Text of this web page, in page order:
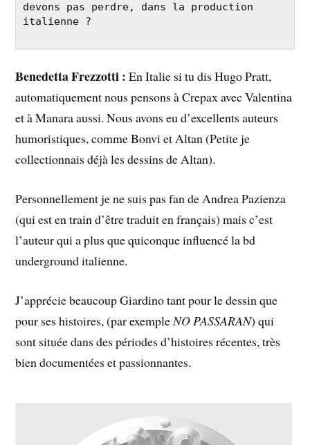
devons pas perdre, dans la production
italienne ?
Benedetta Frezzotti : En Italie si tu dis Hugo Pratt,
automatiquement nous pensons à Crepax avec Valentina
et à Manara aussi. Nous avons eu d’excellents auteurs
humoristiques, comme Bonvi et Altan (Petite je
collectionnais déjà les dessins de Altan).
Personnellement je ne suis pas fan de Andrea Pazienza
(qui est en train d’être traduit en français) mais c’est
l’auteur qui a plus que quiconque influencé la bd
underground italienne.
J’apprécie beaucoup Giardino tant pour le dessin que
pour ses histoires, (par exemple NO PASSARAN) qui
sont située dans des périodes d’histoires récentes, très
bien documentées et passionnantes.